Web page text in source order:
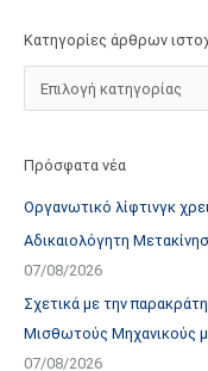
Κατηγορίες άρθρων
υ
Πρόσφατα νέα
Οργανωτικό λίφτινγκ
Αδικαιολόγητη
07/08/2026
Σχετικά με την
Μισθωτούς Μηχανικούς
07/08/2026